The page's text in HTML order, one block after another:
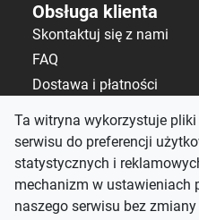
Ta witryna wykorzystuje
serwisu do preferencji
statystycznych i
mechanizm w ustawieniach
naszego serwisu bez
Obsługa klienta
Skontaktuj się z nami
FAQ
Dostawa i płatności
Kontakt
salon@alematerace.pl
+48 535 808 298